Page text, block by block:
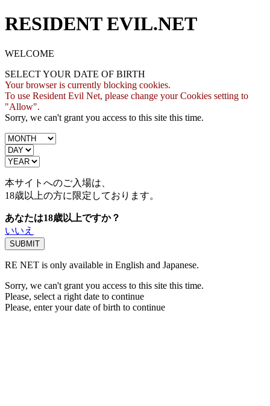
RESIDENT EVIL.NET
WELCOME
SELECT YOUR DATE OF BIRTH
Your browser is currently blocking cookies.
To use Resident Evil Net, please change your Cookies setting to
"Allow".
Sorry, we can't grant you access to this site this time.
本サイトへのご入場は、
18歳以上の方に限定しております。
あなたは18歳以上ですか？
いいえ
RE NET is only available in English and Japanese.
Sorry, we can't grant you access to this site this time.
Please, select a right date to continue
Please, enter your date of birth to continue